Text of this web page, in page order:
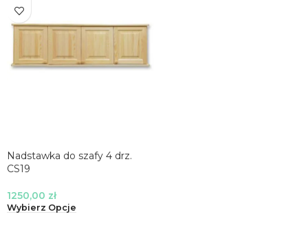
Nadstawka do szafy 4 drz.
CS19
1250,00 zł
Wybierz Opcje